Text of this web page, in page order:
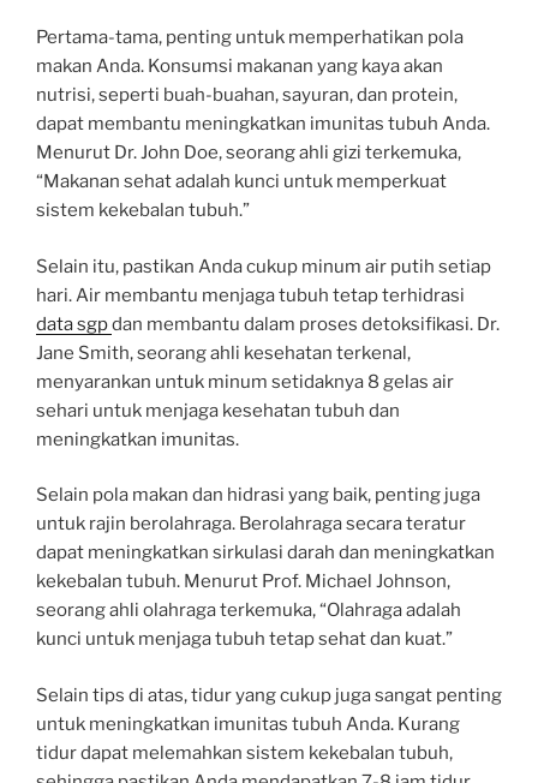
Pertama-tama, penting untuk memperhatikan pola
makan Anda. Konsumsi makanan yang kaya akan
nutrisi, seperti buah-buahan, sayuran, dan protein,
dapat membantu meningkatkan imunitas tubuh Anda.
Menurut Dr. John Doe, seorang ahli gizi terkemuka,
“Makanan sehat adalah kunci untuk memperkuat
sistem kekebalan tubuh.”
Selain itu, pastikan Anda cukup minum air putih setiap
hari. Air membantu menjaga tubuh tetap terhidrasi
data sgpdan membantu dalam proses detoksifikasi. Dr.
Jane Smith, seorang ahli kesehatan terkenal,
menyarankan untuk minum setidaknya 8 gelas air
sehari untuk menjaga kesehatan tubuh dan
meningkatkan imunitas.
Selain pola makan dan hidrasi yang baik, penting juga
untuk rajin berolahraga. Berolahraga secara teratur
dapat meningkatkan sirkulasi darah dan meningkatkan
kekebalan tubuh. Menurut Prof. Michael Johnson,
seorang ahli olahraga terkemuka, “Olahraga adalah
kunci untuk menjaga tubuh tetap sehat dan kuat.”
Selain tips di atas, tidur yang cukup juga sangat penting
untuk meningkatkan imunitas tubuh Anda. Kurang
tidur dapat melemahkan sistem kekebalan tubuh,